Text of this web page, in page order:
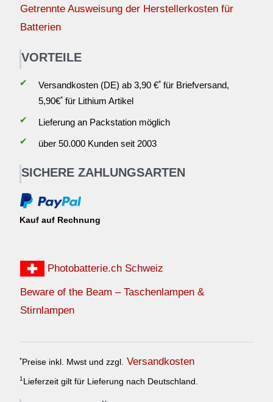
Getrennte Ausweisung der Herstellerkosten für
Batterien
VORTEILE
✔ Versandkosten (DE) ab 3,90 €*für Briefversand,
5,90€*für Lithium Artikel
✔
Lieferung an Packstation möglich
✔
über 50.000 Kunden seit 2003
SICHERE ZAHLUNGSARTEN
Kauf auf Rechnung
Photobatterie.ch Schweiz
Beware of the Beam – Taschenlampen &
Stirnlampen
* Preise inkl. Mwst und zzgl. Versandkosten
1Lieferzeit gilt für Lieferung nach Deutschland.